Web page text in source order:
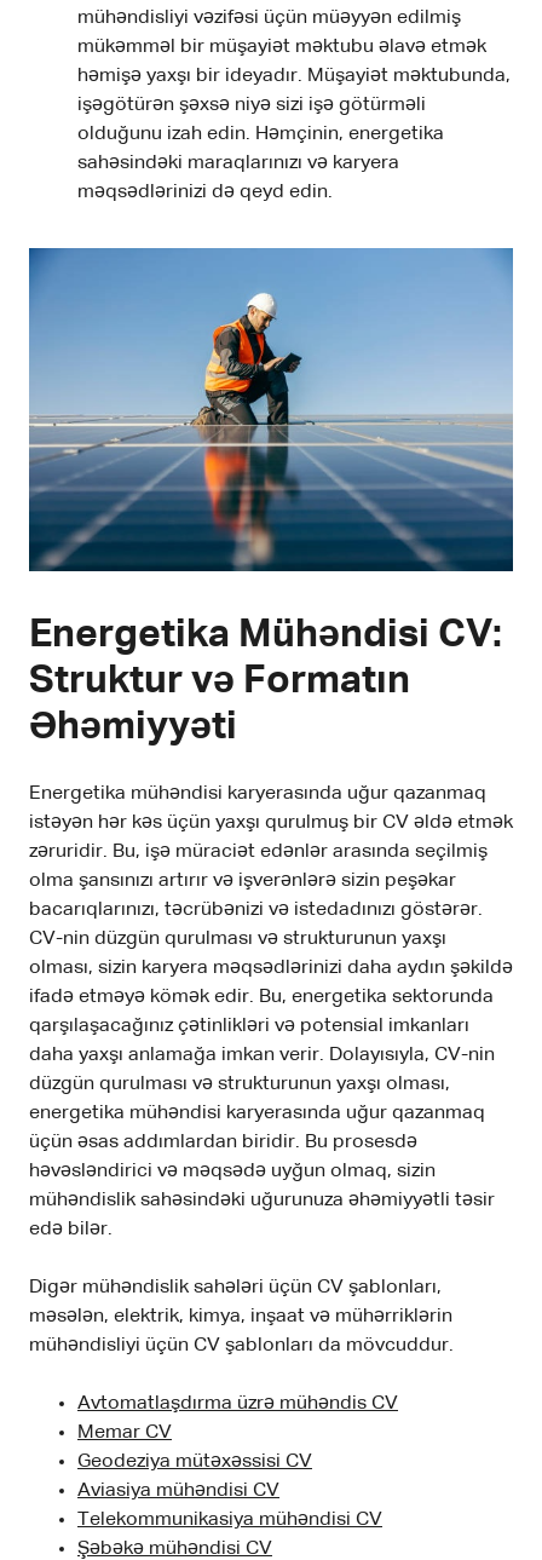
mühəndisliyi vəzifəsi üçün müəyyən edilmiş
mükəmməl bir müşayiət məktubu əlavə etmək
həmişə yaxşı bir ideyadır. Müşayiət məktubunda,
işəgötürən şəxsə niyə sizi işə götürməli
olduğunu izah edin. Həmçinin, energetika
sahəsindəki maraqlarınızı və karyera
məqsədlərinizi də qeyd edin.
Energetika Mühəndisi CV:
Struktur və Formatın
Əhəmiyyəti
Energetika mühəndisi karyerasında uğur qazanmaq
istəyən hər kəs üçün yaxşı qurulmuş bir CV əldə etmək
zəruridir. Bu, işə müraciət edənlər arasında seçilmiş
olma şansınızı artırır və işverənlərə sizin peşəkar
bacarıqlarınızı, təcrübənizi və istedadınızı göstərər.
CV-nin düzgün qurulması və strukturunun yaxşı
olması, sizin karyera məqsədlərinizi daha aydın şəkildə
ifadə etməyə kömək edir. Bu, energetika sektorunda
qarşılaşacağınız çətinlikləri və potensial imkanları
daha yaxşı anlamağa imkan verir. Dolayısıyla, CV-nin
düzgün qurulması və strukturunun yaxşı olması,
energetika mühəndisi karyerasında uğur qazanmaq
üçün əsas addımlardan biridir. Bu prosesdə
həvəsləndirici və məqsədə uyğun olmaq, sizin
mühəndislik sahəsindəki uğurunuza əhəmiyyətli təsir
edə bilər.
Digər mühəndislik sahələri üçün CV şablonları,
məsələn, elektrik, kimya, inşaat və mühərriklərin
mühəndisliyi üçün CV şablonları da mövcuddur.
Avtomatlaşdırma üzrə mühəndis CV
Memar CV
Geodeziya mütəxəssisi CV
Aviasiya mühəndisi CV
Telekommunikasiya mühəndisi CV
Şəbəkə mühəndisi CV